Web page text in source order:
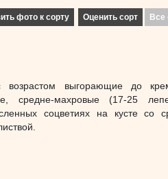
фото к сорту Оценить сорт Все
возрастом выгорающие до
средне-махровые (17-25
соцветиях на кусте со